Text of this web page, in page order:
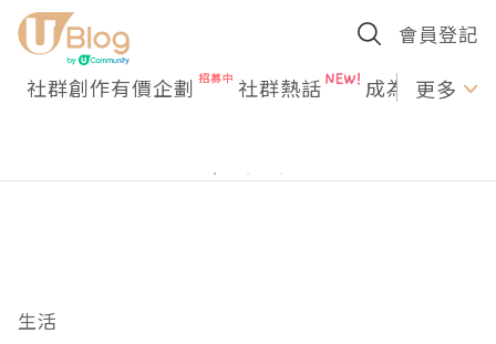
會員登記
社群創作有價企劃 社群熱話 成為U更多
生活